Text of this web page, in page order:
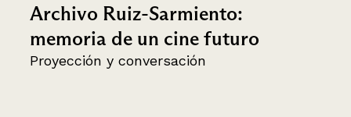
Archivo Ruiz-Sarmiento:
memoria de un cine futuro
Proyección y conversación